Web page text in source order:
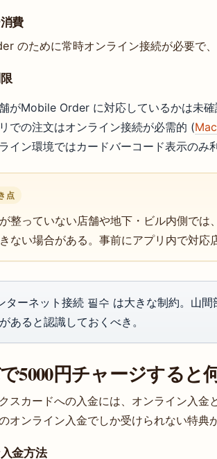
費
のために常時オンライン接続が必要で
がMobile Order に対応しているかは未
での注文はオンライン接続が必需的 (
イン環境ではカードバーコード表示のみ
点
整っていない店舗や地下・ビル内側で
ない場合がある。事前にアプリ内で対応
ターネット接続 필수 は大きな制約。山
あると認識しておくべき。
5000円チャージすると
スカードへの入金には、オンライン入金
オンライン入金でしか受けられない特典
金方法